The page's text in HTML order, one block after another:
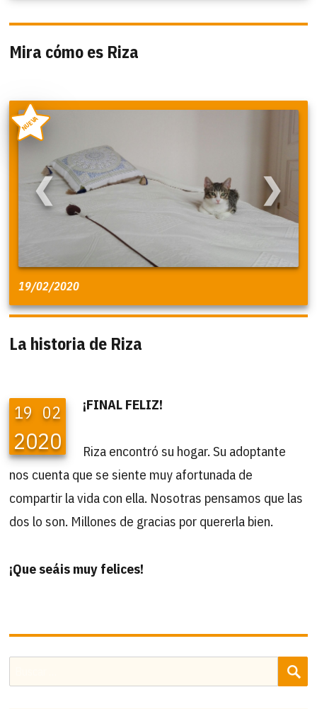
Mira cómo es Riza
❮ ❯
NUEVA
19/02/2020
La historia de Riza
19 02
2020
¡FINAL FELIZ!
Riza encontró su hogar. Su adoptante
nos cuenta que se siente muy afortunada de
compartir la vida con ella. Nosotras pensamos que las
dos lo son. Millones de gracias por quererla bien.
¡Que seáis muy felices!
por: